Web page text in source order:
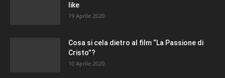
like
19 Aprile 2020
Cosa si cela dietro al film “La Passione di
Cristo”?
10 Aprile 2020